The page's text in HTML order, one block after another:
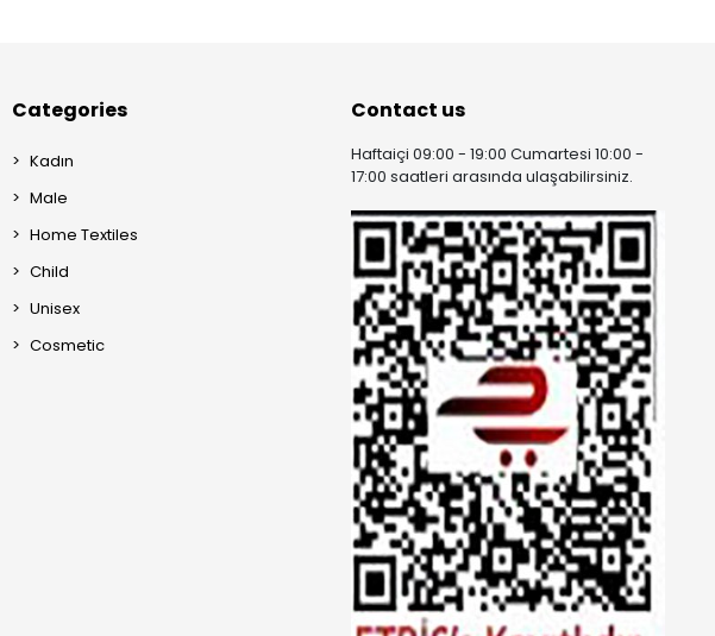
Categories
Kadın
Male
Home Textiles
Child
Unisex
Cosmetic
Contact us
Haftaiçi 09:00 - 19:00 Cumartesi 10:00 -
17:00 saatleri arasında ulaşabilirsiniz.